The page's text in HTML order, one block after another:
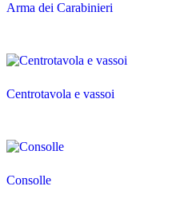
Arma dei Carabinieri
Centrotavola e vassoi
Consolle